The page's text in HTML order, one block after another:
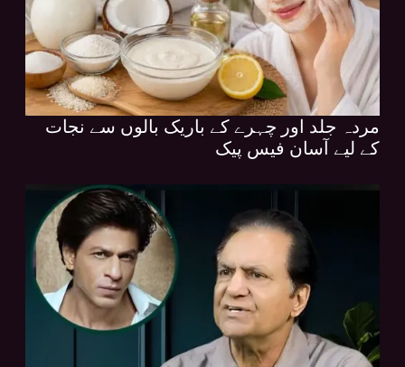
مردہ جلد اور چہرے کے باریک بالوں سے نجات
کے لیے آسان فیس پیک